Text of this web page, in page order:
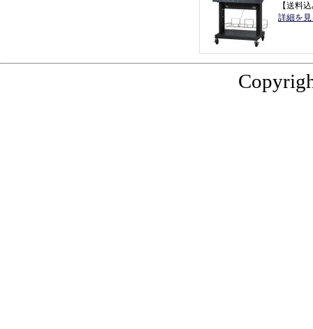
【送料
詳細を